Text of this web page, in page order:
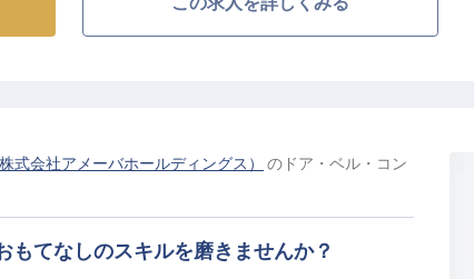
栄駅から徒歩8分の好立地！お客様に「また来た
切にしています。
る】
ラン作成、イベント企画など、ホテル運営全般に
験の方でも、先輩スタッフが丁寧に指導しますの
式会社アメーバホールディングス） の ドア・ベル・コン
もてなしのスキルを磨きませんか？